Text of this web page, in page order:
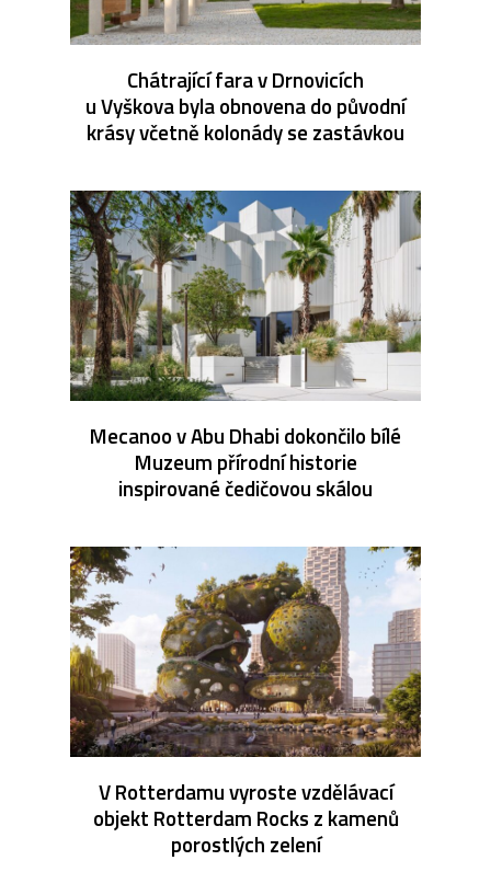
Chátrající fara v Drnovicích
u Vyškova byla obnovena do původní
krásy včetně kolonády se zastávkou
Mecanoo v Abu Dhabi dokončilo bílé
Muzeum přírodní historie
inspirované čedičovou skálou
V Rotterdamu vyroste vzdělávací
objekt Rotterdam Rocks z kamenů
porostlých zelení